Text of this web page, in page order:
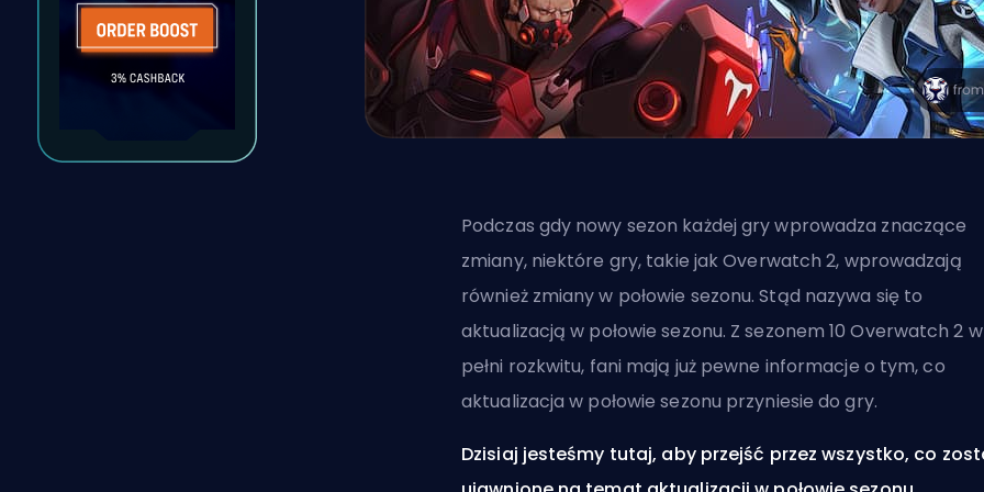
Podczas gdy nowy sezon każdej gry wprowadza znaczące
zmiany, niektóre gry, takie jak Overwatch 2, wprowadzają
również zmiany w połowie sezonu. Stąd nazywa się to
aktualizacją w połowie sezonu. Z sezonem 10 Overwatch 2 w
pełni rozkwitu, fani mają już pewne informacje o tym, co
aktualizacja w połowie sezonu przyniesie do gry.
Dzisiaj jesteśmy tutaj, aby przejść przez wszystko, co